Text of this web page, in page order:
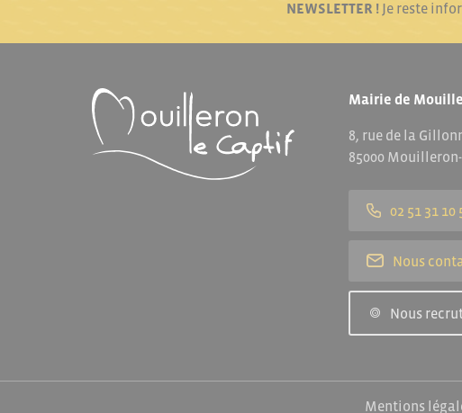
NEWSLETTER !Je reste
Mairie de
8, rue de la
85000
02 51 31 10
Nous
Nous
Mentions